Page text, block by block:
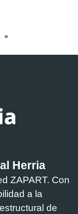
»
Herria
ZAPART. Con
a la
de